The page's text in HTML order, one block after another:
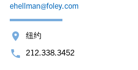
ehellman@foley.com
纽约
212.338.3452